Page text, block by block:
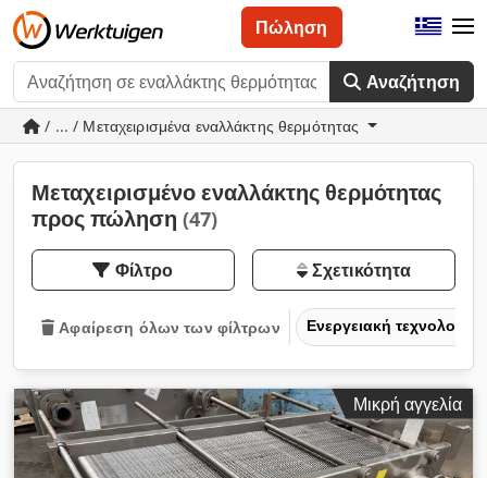
Αναζήτηση
Πώληση
/ ... / Μεταχειρισμένα εναλλάκτης θερμότητας
Μεταχειρισμένο εναλλάκτης θερμότητας
προς πώληση (47)
Φίλτρο Σχετικότητα
Αφαίρεση όλων των φίλτρων Ενεργειακή τεχνολογία
Μικρή αγγελία